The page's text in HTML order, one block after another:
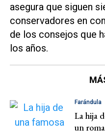
asegura que siguen
conservadores en
de los consejos que
los años.
Farándula
La hija
un